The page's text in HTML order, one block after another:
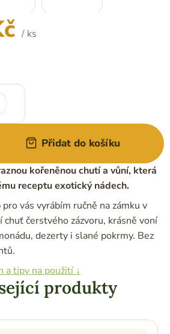
/ ks
Přidat do košíku
kořeněnou chutí a vůní, která
receptu exotický nádech.
vás vyrábím ručně na zámku v
čerstvého zázvoru, krásně voní
dezerty i slané pokrmy. Bez
a tipy na použití ↓
produkty